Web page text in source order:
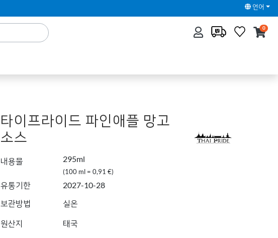
언어
0
타이프라이드 파인애플 망고
소스
내용물 295ml
(100 ml = 0,91 €)
유통기한
2027-10-28
보관방법
실온
원산지 태국